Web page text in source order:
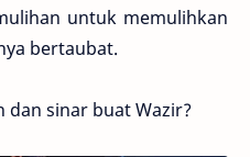
untuk memulihkan
bertaubat.
dan sinar buat Wazir?